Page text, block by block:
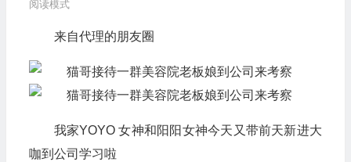
阅读模式
来自代理的朋友圈
我家YOYO 女神和阳阳女神今天又带前天新进大
咖到公司学习啦